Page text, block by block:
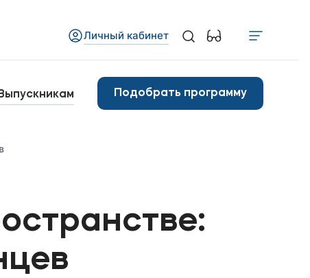
Личный кабинет
Выпускникам Подобрать программу